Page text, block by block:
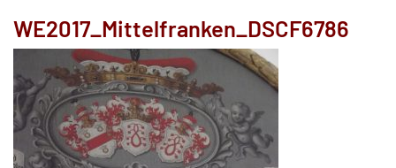
WE2017_Mittelfranken_DSCF6786